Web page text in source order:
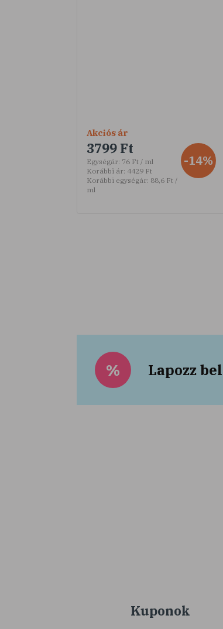
Akciós ár
3799 Ft
Egységár: 76 Ft / ml
Korábbi ár: 4429 Ft
Korábbi egységár: 88,6 Ft /
ml
-14%
% Lapozz
Kuponok